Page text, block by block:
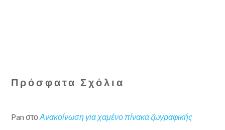
Πρόσφατα Σχόλια
Pan στοΑνακοίνωση για χαμένο πίνακα ζωγραφικής